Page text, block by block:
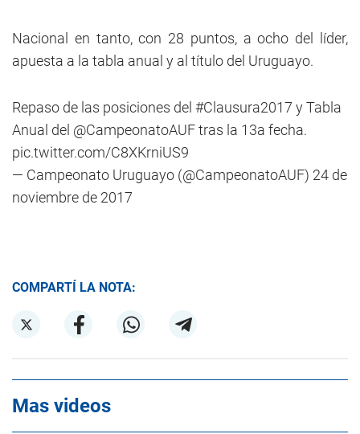
Nacional en tanto, con 28 puntos, a ocho del líder,
apuesta a la tabla anual y al título del Uruguayo.
Repaso de las posiciones del #Clausura2017 y Tabla
Anual del @CampeonatoAUFtras la 13a fecha.
pic.twitter.com/C8XKrniUS9
— Campeonato Uruguayo (@CampeonatoAUF) 24 de
noviembre de 2017
COMPARTÍ LA NOTA:
Mas videos